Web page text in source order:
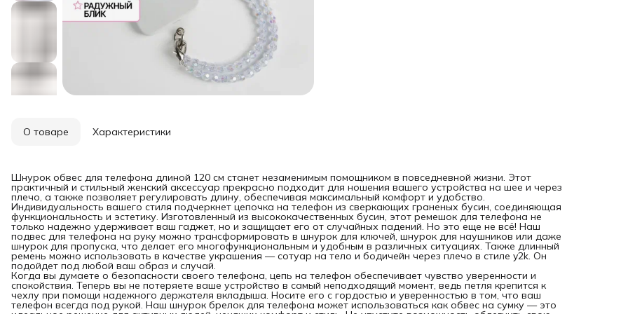
О товаре Характеристики
Шнурок обвес для телефона длиной 120 см станет незаменимым помощником в повседневной жизни. Этот
практичный и стильный женский аксессуар прекрасно подходит для ношения вашего устройства на шее и через
плечо, а также позволяет регулировать длину, обеспечивая максимальный комфорт и удобство.
Индивидуальность вашего стиля подчеркнет цепочка на телефон из сверкающих граненых бусин, соединяющая
функциональность и эстетику. Изготовленный из высококачественных бусин, этот ремешок для телефона не
только надежно удерживает ваш гаджет, но и защищает его от случайных падений. Но это еще не всё! Наш
подвес для телефона на руку можно трансформировать в шнурок для ключей, шнурок для наушников или даже
шнурок для пропуска, что делает его многофункциональным и удобным в различных ситуациях. Также длинный
ремень можно использовать в качестве украшения — сотуар на тело и бодичейн через плечо в стиле y2k. Он
подойдет под любой ваш образ и случай.
Когда вы думаете о безопасности своего телефона, цепь на телефон обеспечивает чувство уверенности и
спокойствия. Теперь вы не потеряете ваше устройство в самый неподходящий момент, ведь петля крепится к
чехлу при помощи надежного держателя вкладыша. Носите его с гордостью и уверенностью в том, что ваш
телефон всегда под рукой. Наш шнурок брелок для телефона может использоваться как обвес на сумку — это